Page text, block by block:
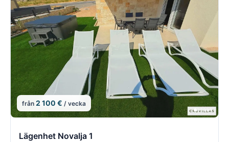
från 2 100 € / vecka
Lägenhet Novalja 1